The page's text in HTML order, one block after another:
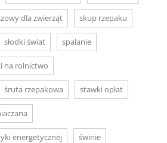
dla zwierząt skup rzepaku
słodki świat spalanie
na rolnictwo
śruta rzepakowa stawki opłat
energetycznej świnie